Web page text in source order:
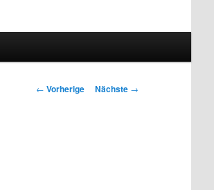
Artikelnavigation
← Vorherige Nächste →